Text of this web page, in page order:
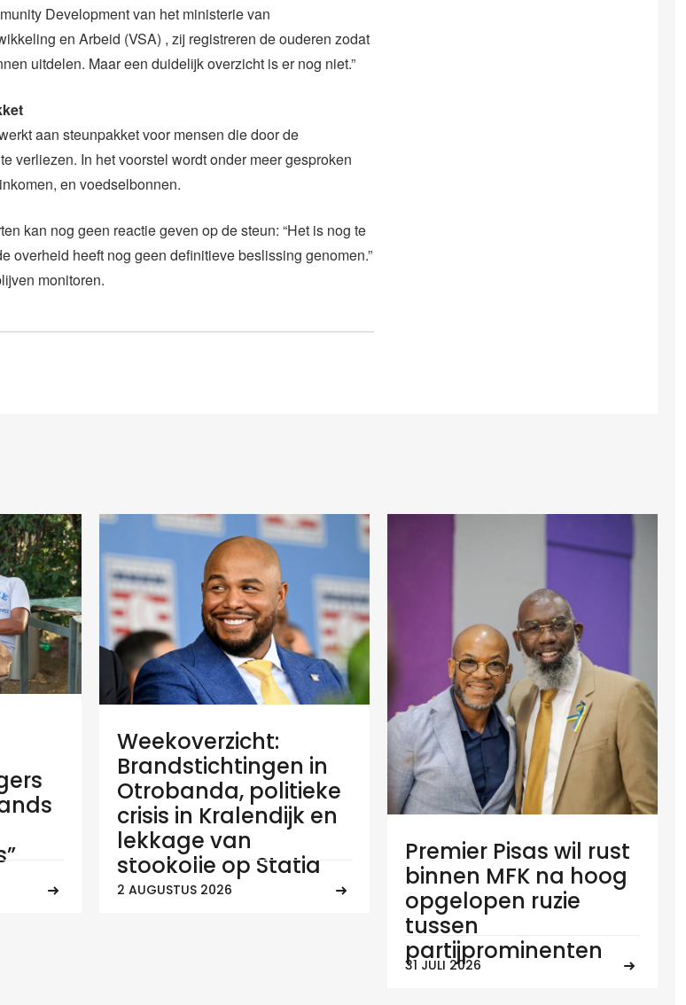
Development van het ministerie van
en Arbeid (VSA) , zij registreren de ouderen zodat
uitdelen. Maar een duidelijk overzicht is er nog niet.”
aan steunpakket voor mensen die door de
verliezen. In het voorstel wordt onder meer gesproken
en voedselbonnen.
kan nog geen reactie geven op de steun: “Het is nog te
overheid heeft nog geen definitieve beslissing genomen.”
monitoren.
Weekoverzicht:
Brandstichtingen in
Otrobanda, politieke
crisis in Kralendijk en
lekkage van
stookolie op Statia
2 AUGUSTUS 2026
Premier Pisas wil rust
binnen MFK na hoog
opgelopen ruzie
tussen
partijprominenten
31 JULI 2026